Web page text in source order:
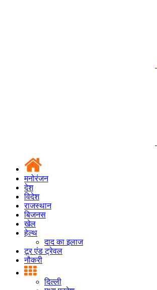
मनोरंजन
देश
विदेश
राजस्थान
बिजनस
खेल
हेल्थ
दाद का इलाज
टूर एंड ट्रेवल
नौकरी
दिल्ली